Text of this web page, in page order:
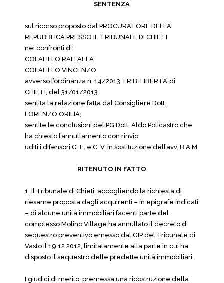
SENTENZA
sul ricorso proposto dal PROCURATORE DELLA
REPUBBLICA PRESSO IL TRIBUNALE DI CHIETI
nei confronti di:
COLALILLO RAFFAELA
COLALILLO VINCENZO
avverso l’ordinanza n. 14/2013 TRIB. LIBERTA’ di
CHIETI, del 31/01/2013
sentita la relazione fatta dal Consigliere Dott.
LORENZO ORILIA;
sentite le conclusioni del PG Dott. Aldo Policastro che
ha chiesto l’annullamento con rinvio
uditi i difensori G. E. e C. V. in sostituzione dell’avv. B.A.M.
RITENUTO IN FATTO
1. Il Tribunale di Chieti, accogliendo la richiesta di
riesame proposta dagli acquirenti – in epigrafe indicati
– di alcune unità immobiliari facenti parte del
complesso Molino Village ha annullato il decreto di
sequestro preventivo emesso dal GIP del Tribunale di
Vasto il 19.12.2012, limitatamente alla parte in cui ha
disposto il sequestro delle predette unità immobiliari.
I giudici di merito, premessa una ricostruzione della